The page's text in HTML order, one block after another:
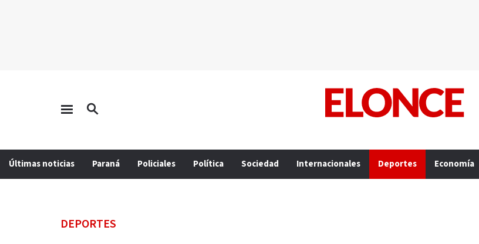
Últimas noticias Paraná Policiales Política Sociedad Internacionales Deportes Economía
DEPORTES